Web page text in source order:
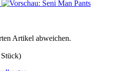
Artikel abweichen.